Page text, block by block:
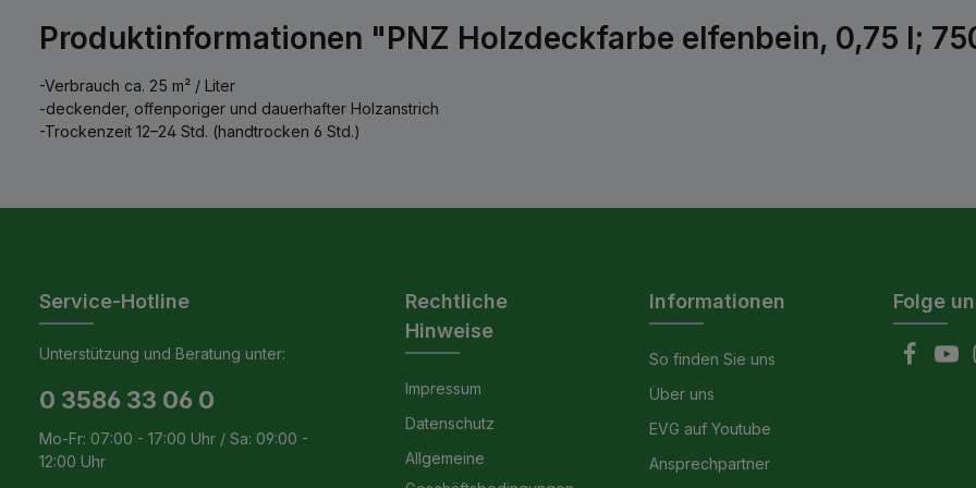
Produktinformationen "PNZ Holzdeckfarbe elfenbein, 0,75 l;
-Verbrauch ca. 25 m² / Liter
-deckender, offenporiger und dauerhafter Holzanstrich
-Trockenzeit 12–24 Std. (handtrocken 6 Std.)
Service-Hotline
Unterstützung und Beratung unter:
0 3586 33 06 0
Mo-Fr: 07:00 - 17:00 Uhr / Sa: 09:00 -
12:00 Uhr
Rechtliche
Hinweise
Impressum
Datenschutz
Allgemeine
Informationen
So finden Sie uns
Über uns
EVG auf Youtube
Ansprechpartner
Folge